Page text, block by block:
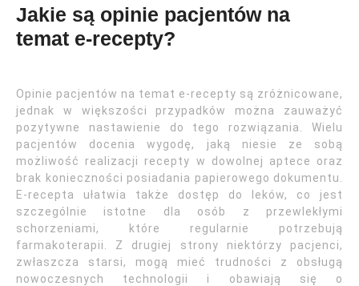
Jakie są opinie pacjentów na
temat e-recepty?
Opinie pacjentów na temat e-recepty są zróżnicowane,
jednak w większości przypadków można zauważyć
pozytywne nastawienie do tego rozwiązania. Wielu
pacjentów docenia wygodę, jaką niesie ze sobą
możliwość realizacji recepty w dowolnej aptece oraz
brak konieczności posiadania papierowego dokumentu.
E-recepta ułatwia także dostęp do leków, co jest
szczególnie istotne dla osób z przewlekłymi
schorzeniami, które regularnie potrzebują
farmakoterapii. Z drugiej strony niektórzy pacjenci,
zwłaszcza starsi, mogą mieć trudności z obsługą
nowoczesnych technologii i obawiają się o